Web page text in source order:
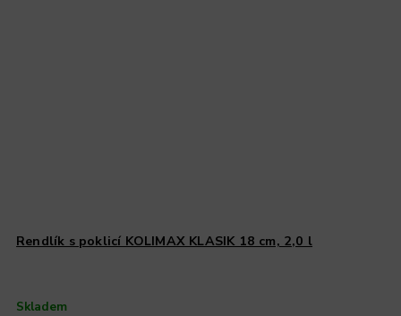
Rendlík s poklicí KOLIMAX KLASIK 18 cm, 2,0 l
Skladem